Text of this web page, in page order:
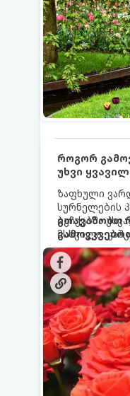
როგორ
უხვი
ზაფხული
სურნელების
ბუჩქებმა
მსხვილი,
რეგულარული
სჭირდებათ.
გამოიყენება
გთავაზობთ
საუკეთესო